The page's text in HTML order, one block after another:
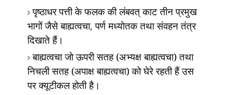
पृष्ठाधर पत्ती के फलक की लंबवत् काट तीन प्रमुख
भागों जैसे बाह्यत्वचा,पर्ण मध्योतक तथा संवहन तंत्र
दिखाते हैं।
बाह्यत्वचा जो ऊपरी सतह (अभ्यक्ष बाह्यत्वचा) तथा
निचली सतह (अपाक्ष बाह्यत्वचा) को घेरे रहती हैं उस
पर क्यूटीकल होती है।